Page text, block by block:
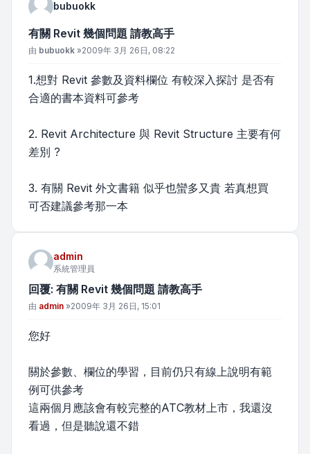
bubuokk
有關 Revit 幾個問題 請教高手
文章
由 bubuokk »2009年 3月 26日, 08:22
1.想對 Revit 參數及資料欄位 有較深入探討 是否有
合適的書本資料可參考
2. Revit Architecture 與 Revit Structure 主要有何
差別 ?
3. 有關 Revit 外文書籍 似乎也蠻多又貴 若真想買
可否建議參考那一本
admin
系統管理員
回覆: 有關 Revit 幾個問題 請教高手
文章
由 admin »2009年 3月 26日, 15:01
您好
關於參數、欄位的學習，目前仍只有線上說明有範
例可供參考
這兩個月應該會有較完整的ATC教材上市，我還沒
看過，但是聽說還不錯